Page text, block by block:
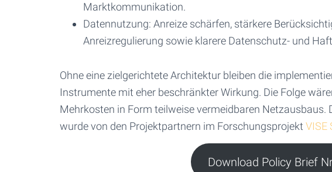
Marktkommunikation.
Datennutzung: Anreize schärfen, stärkere
Anreizregulierung sowie klarere Datenschutz- und
Ohne eine zielgerichtete Architektur bleiben die
Instrumente mit eher beschränkter Wirkung. Die Folge
Mehrkosten in Form teilweise vermeidbaren Netzausbaus.
wurde von den Projektpartnern im Forschungsprojekt VISE
Download Policy Brief